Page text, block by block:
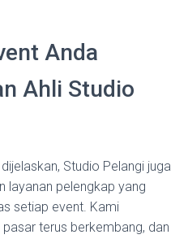
Anda
Ahli Studio
Studio Pelangi juga
layanan pelengkap yang
setiap event. Kami
terus berkembang, dan